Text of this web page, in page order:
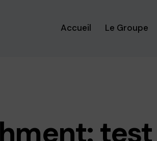
Accueil Le Groupe